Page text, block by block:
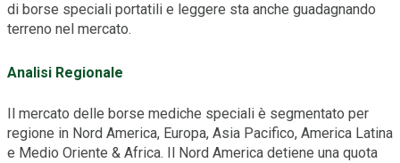
di borse speciali portatili e leggere sta anche guadagnando
terreno nel mercato.
Analisi Regionale
Il mercato delle borse mediche speciali è segmentato per
regione in Nord America, Europa, Asia Pacifico, America Latina
e Medio Oriente & Africa. Il Nord America detiene una quota